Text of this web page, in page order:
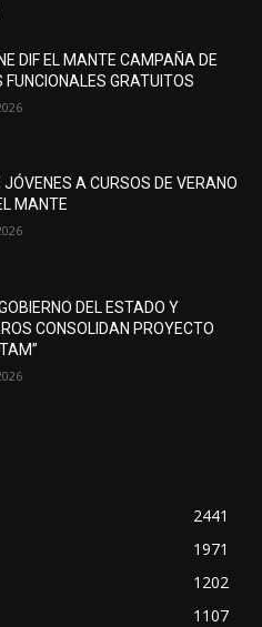
DIF EL MANTE CAMPAÑA DE
FUNCIONALES GRATUITOS
JÓVENES A CURSOS DE VERANO
MANTE
DEL ESTADO Y
CONSOLIDAN PROYECTO
2441
1971
1202
1107